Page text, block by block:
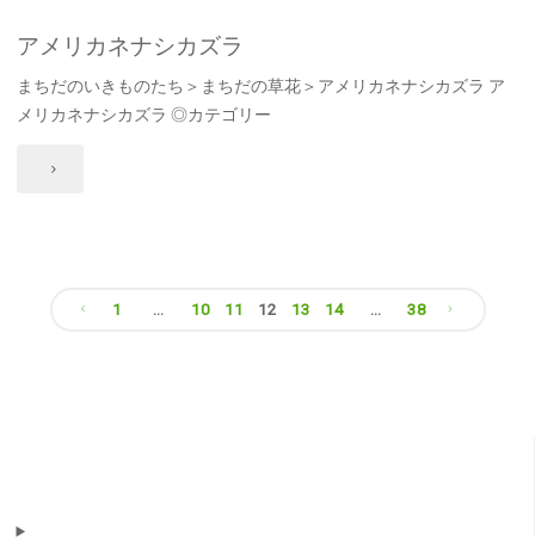
ゴ"
ア
サ
アメリカネナシカズラ
まちだのいきものたち＞まちだの草花＞アメリカネナシカズラ ア
メリカネナシカズラ ◎カテゴリー
"ア
1 … 10 11 12 13 14 … 38